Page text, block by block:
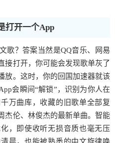
打开一个App
歌？答案当然是QQ音乐、网易
接打开，你可能会发现歌单灰了
放。这时，你的回国加速器就该
会瞬间“解锁”，识别为你人在
万曲库，收藏的旧歌单全部复
杰伦、林俊杰的最新单曲。智能
，即使收听无损音质也毫无压
晨，也能被熟悉的中文旋律唤